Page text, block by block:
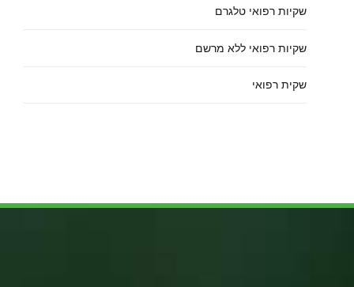
שקיות רפואי טלגרם
שקיות רפואי ללא מרשם
שקית רפואי